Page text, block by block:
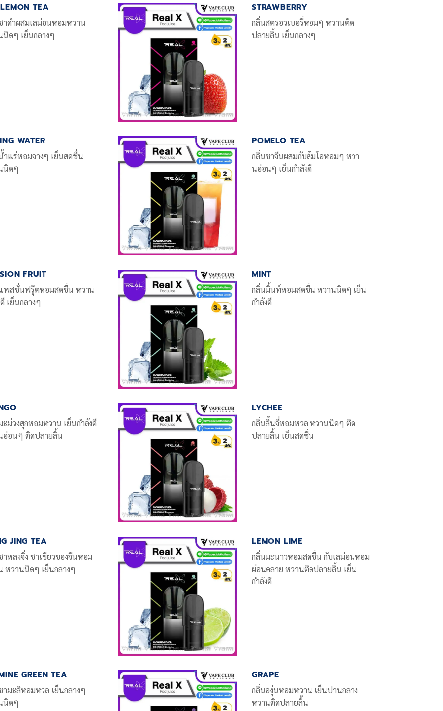
TEA
าดำผสมเลม่อนหอมหวาน
นิดๆ เย็นกลางๆ
STRAWBERRY
กลิ่นสตรอวเบอรี่หอมๆ หวานติด
ปลายลิ้น เย็นกลางๆ
WATER
ำแร่หอมจางๆ เย็นสดชื่น
นิดๆ
POMELO TEA
กลิ่นชาจีนผสมกับส้มโอหอมๆ หวา
นอ่อนๆ เย็นกำลังดี
FRUIT
พสชั่นฟรุ๊ตหอมสดชื่น หวาน
เย็นกลางๆ
MINT
กลิ่นมิ้นท์หอมสดชื่น หวานนิดๆ เย็น
กำลังดี
ะม่วงสุกหอมหวาน เย็นกำลังดี
อ่อนๆ ติดปลายลิ้น
LYCHEE
กลิ่นลิ้นจี่หอมหวล หวานนิดๆ ติด
ปลายลิ้น เย็นสดชื่น
JING TEA
าหลงจิ่ง ชาเขียวของจีนหอม
หวานนิดๆ เย็นกลางๆ
LEMON LIME
กลิ่นมะนาวหอมสดชื่น กับเลม่อนหอม
ผ่อนคลาย หวานติดปลายลิ้น เย็น
กำลังดี
GREEN TEA
ามะลิหอมหวล เย็นกลางๆ
นิดๆ
GRAPE
กลิ่นองุ่นหอมหวาน เย็นปานกลาง
หวานติดปลายลิ้น